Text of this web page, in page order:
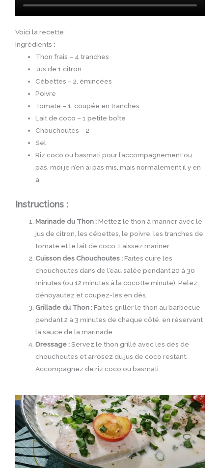
Voici la recette :
Ingrédients :
Thon frais – 4 tranches
Jus de 1 citron
Cébettes – 2, émincées
Poivre
Tomate – 1, coupée en tranches
Lait de coco – 1 petite boîte
Chouchoutes – 2
Sel
Riz coco ou basmati pour l’accompagnement ou
pas, moi je n’en ai pas mis, mais normalement il y en
a.
Instructions :
Marinade du Thon :Mettez le thon à mariner avec le
jus de citron, les cébettes, le poivre, les tranches de
tomate et le lait de coco. Laissez mariner.
Cuisson des Chouchoutes :Faites cuire les
chouchoutes dans de l’eau salée pendant 20 à 30
minutes (ou 12 minutes à la cocotte minute). Pelez,
dénoyautez et coupez-les en dés.
Grillade du Thon :Faites griller le thon au barbecue
pendant 2 à 3 minutes de chaque côté, en réservant
la sauce de la marinade.
Dressage :Servez le thon grillé avec les dés de
chouchoutes et arrosez du jus de coco restant.
Accompagnez de riz coco ou basmati.